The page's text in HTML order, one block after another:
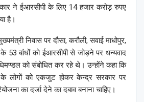
ने ईआरसीपी के लिए 14 हजार करोड़ रुपए
है।
निवास पर दौसा, करौली, सवाई माधोपुर,
53 बांधों को ईआरसीपी से जोड़ने पर धन्यवाद
को संबोधित कर रहे थे। उन्होंने कहा कि
के लोगों को एकजुट होकर केन्द्र सरकार पर
का दर्जा देने का दबाव बनाना चाहिए।